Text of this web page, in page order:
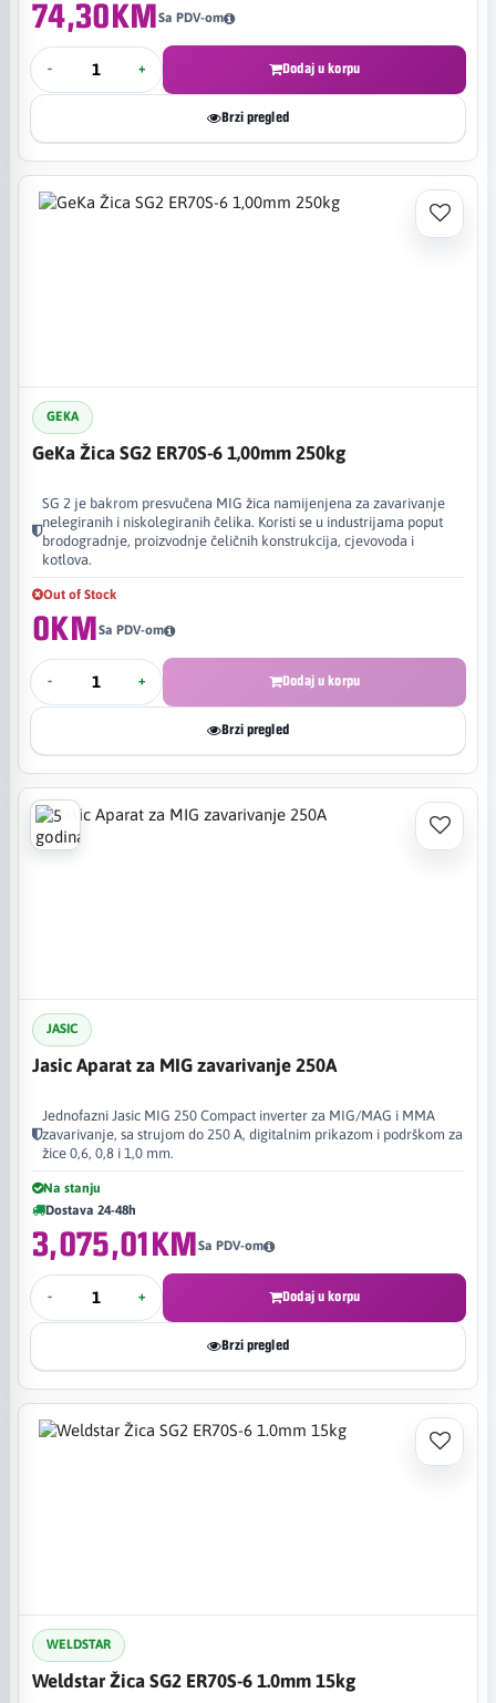
74,30KMSa PDV-om
- + Dodaj u korpu
Brzi pregled
GEKA
GeKa Žica SG2 ER70S-6 1,00mm 250kg
SG 2 je bakrom presvučena MIG žica namijenjena za zavarivanje
nelegiranih i niskolegiranih čelika. Koristi se u industrijama poput
brodogradnje, proizvodnje čeličnih konstrukcija, cjevovoda i
kotlova.
Out of Stock
0KMSa PDV-om
- + Dodaj u korpu
Brzi pregled
JASIC
Jasic Aparat za MIG zavarivanje 250A
Jednofazni Jasic MIG 250 Compact inverter za MIG/MAG i MMA
zavarivanje, sa strujom do 250 A, digitalnim prikazom i podrškom za
žice 0,6, 0,8 i 1,0 mm.
Na stanju
Dostava 24-48h
3,075,01KMSa PDV-om
- + Dodaj u korpu
Brzi pregled
WELDSTAR
Weldstar Žica SG2 ER70S-6 1.0mm 15kg